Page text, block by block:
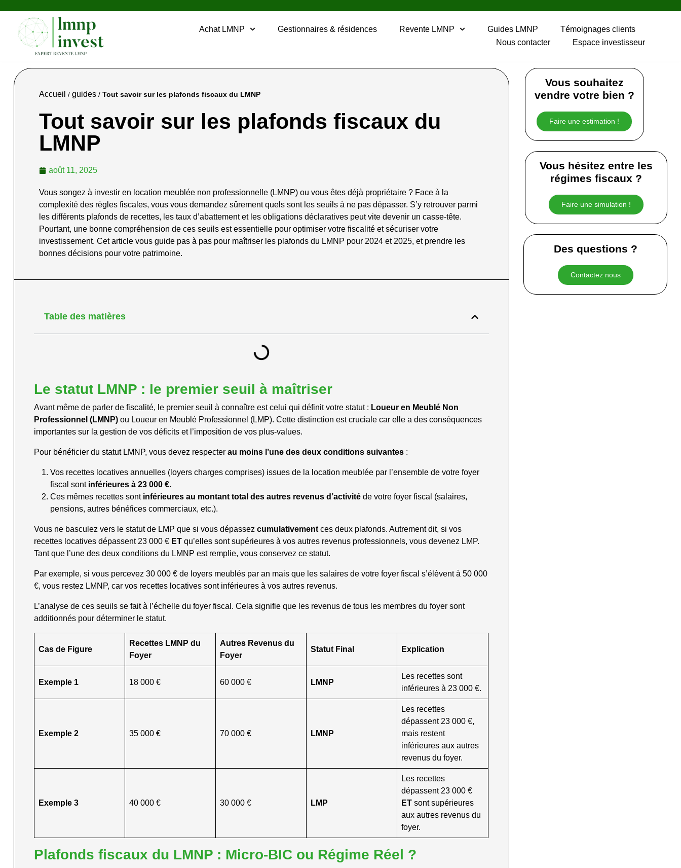
Achat LMNP Gestionnaires & résidences Revente LMNP Guides LMNP
Témoignages clients
Nous contacter
Espace investisseur
Accueil / guides/ Tout savoir sur les plafonds fiscaux du LMNP
Tout savoir sur les plafonds fiscaux du
LMNP
août 11, 2025
Vous songez à investir en location meublée non professionnelle (LMNP) ou vous êtes déjà propriétaire ? Face à la
complexité des règles fiscales, vous vous demandez sûrement quels sont les seuils à ne pas dépasser. S’y retrouver parmi
les différents plafonds de recettes, les taux d’abattement et les obligations déclaratives peut vite devenir un casse-tête.
Pourtant, une bonne compréhension de ces seuils est essentielle pour optimiser votre fiscalité et sécuriser votre
investissement. Cet article vous guide pas à pas pour maîtriser les plafonds du LMNP pour 2024 et 2025, et prendre les
bonnes décisions pour votre patrimoine.
Table des matières
Le statut LMNP : le premier seuil à maîtriser
Avant même de parler de fiscalité, le premier seuil à connaître est celui qui définit votre statut : Loueur en Meublé Non
Professionnel (LMNP)ou Loueur en Meublé Professionnel (LMP). Cette distinction est cruciale car elle a des conséquences
importantes sur la gestion de vos déficits et l’imposition de vos plus-values.
Pour bénéficier du statut LMNP, vous devez respecter au moins l’une des deux conditions suivantes:
Vos recettes locatives annuelles (loyers charges comprises) issues de la location meublée par l’ensemble de votre foyer
fiscal sont inférieures à 23 000 €.
Ces mêmes recettes sont inférieures au montant total des autres revenus d’activitéde votre foyer fiscal (salaires,
pensions, autres bénéfices commerciaux, etc.).
Vous ne basculez vers le statut de LMP que si vous dépassez cumulativementces deux plafonds. Autrement dit, si vos
recettes locatives dépassent 23 000 € ETqu’elles sont supérieures à vos autres revenus professionnels, vous devenez LMP.
Tant que l’une des deux conditions du LMNP est remplie, vous conservez ce statut.
Par exemple, si vous percevez 30 000 € de loyers meublés par an mais que les salaires de votre foyer fiscal s’élèvent à 50 000
€, vous restez LMNP, car vos recettes locatives sont inférieures à vos autres revenus.
L’analyse de ces seuils se fait à l’échelle du foyer fiscal. Cela signifie que les revenus de tous les membres du foyer sont
additionnés pour déterminer le statut.
Cas de Figure
Recettes LMNP du
Foyer
Autres Revenus du
Foyer
Statut Final Explication
Exemple 1 18 000 € 60 000 € LMNP
Les recettes sont
inférieures à 23 000 €.
Exemple 2 35 000 € 70 000 € LMNP
Les recettes
dépassent 23 000 €,
mais restent
inférieures aux autres
revenus du foyer.
Exemple 3 40 000 € 30 000 € LMP
Les recettes
dépassent 23 000 €
ETsont supérieures
aux autres revenus du
foyer.
Plafonds fiscaux du LMNP : Micro-BIC ou Régime Réel ?
Vous souhaitez
vendre votre bien ?
Faire une estimation !
Vous hésitez entre les
régimes fiscaux ?
Faire une simulation !
Des questions ?
Contactez nous